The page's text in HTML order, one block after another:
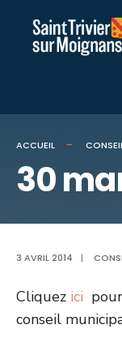
Aller
ACCUEIL
30
3 AVRIL 2014 |
Cliquez ici
conseil
for: